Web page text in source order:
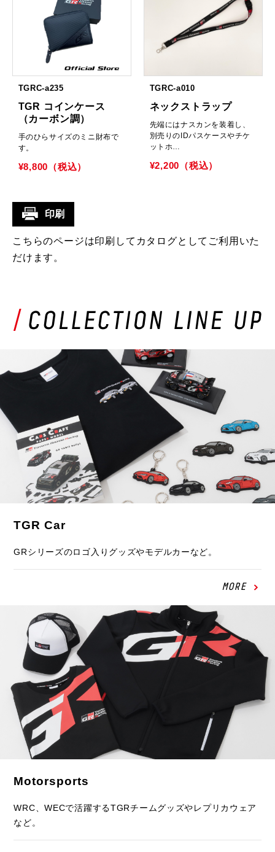
TGRC-a235
TGR コインケース
（カーボン調）
手のひらサイズのミニ財布で
す。
¥8,800（税込）
TGRC-a010
ネックストラップ
先端にはナスカンを装着し、
別売りのIDパスケースやチケ
ットホ…
¥2,200（税込）
印刷
こちらのページは印刷してカタログとしてご利用いた
だけます。
TGR Car
GRシリーズのロゴ入りグッズやモデルカーなど。
MORE
Motorsports
WRC、WECで活躍するTGRチームグッズやレプリカウェア
など。